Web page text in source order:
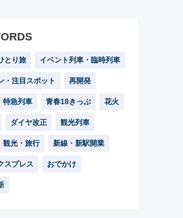
とり旅 イベント列車・臨時列車
・注目スポット 再開発
特急列車 青春18きっぷ 花火
ダイヤ改正 観光列車
観光・旅行 新線・新駅開業
スプレス おでかけ